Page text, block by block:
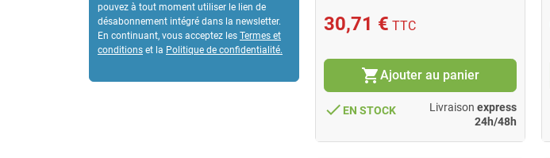
pouvez à tout moment utiliser le lien de
désabonnement intégré dans la newsletter.
En continuant, vous acceptez les Termes et
conditions et la Politique de confidentialité.
30,71 € TTC
shopping_cartAjouter au panier
done EN STOCK Livraison express
24h/48h